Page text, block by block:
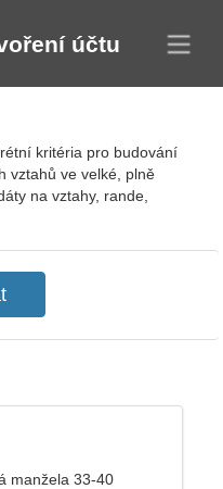
účtu
kritéria pro budování
vztahů ve velké, plně
na vztahy, rande,
manžela 33-40